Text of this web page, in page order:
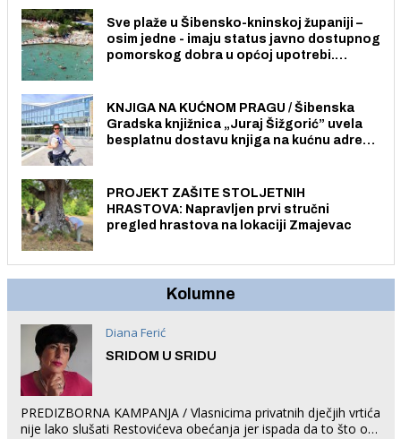
Sve plaže u Šibensko-kninskoj županiji –
osim jedne - imaju status javno dostupnog
pomorskog dobra u općoj upotrebi.
KNJIGA NA KUĆNOM PRAGU / Šibenska
Gradska knjižnica „Juraj Šižgorić” uvela
besplatnu dostavu knjiga na kućnu adresu
PROJEKT ZAŠITE STOLJETNIH
HRASTOVA: Napravljen prvi stručni
pregled hrastova na lokaciji Zmajevac
Kolumne
Diana Ferić
SRIDOM U SRIDU
PREDIZBORNA KAMPANJA / Vlasnicima privatnih dječjih vrtića
nije lako slušati Restovićeva obećanja jer ispada da to što oni